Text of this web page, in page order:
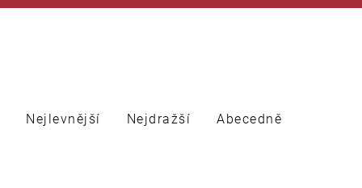
Nejlevnější Nejdražší Abecedně